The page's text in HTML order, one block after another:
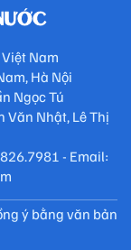
Nam
Hà Nội
Ngọc Tú
Văn Nhật, Lê Thị
- Email:
ý bằng văn bản